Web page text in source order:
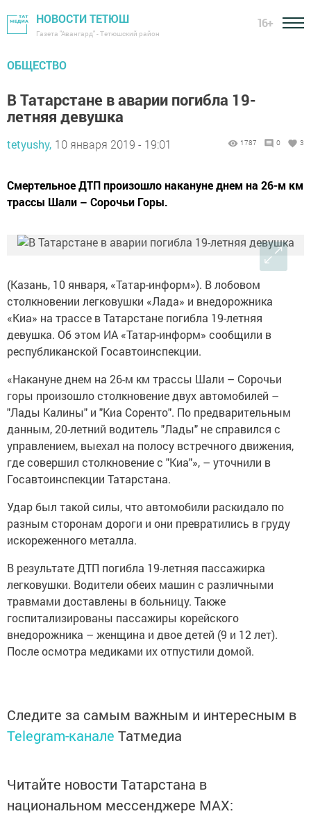
НОВОСТИ ТЕТЮШ
Газета "Авангард" - Тетюшский район
16+
ОБЩЕСТВО
В Татарстане в аварии погибла 19-
летняя девушка
tetyushy, 10 января 2019 - 19:01 1787 0 3
Смертельное ДТП произошло накануне днем на 26-м км
трассы Шали – Сорочьи Горы.
(Казань, 10 января, «Татар-информ»). В лобовом
столкновении легковушки «Лада» и внедорожника
«Киа» на трассе в Татарстане погибла 19-летняя
девушка. Об этом ИА «Татар-информ» сообщили в
республиканской Госавтоинспекции.
«Накануне днем на 26-м км трассы Шали – Сорочьи
горы произошло столкновение двух автомобилей –
"Лады Калины" и "Киа Соренто". По предварительным
данным, 20-летний водитель "Лады" не справился с
управлением, выехал на полосу встречного движения,
где совершил столкновение с "Киа"», – уточнили в
Госавтоинспекции Татарстана.
Удар был такой силы, что автомобили раскидало по
разным сторонам дороги и они превратились в груду
искореженного металла.
В результате ДТП погибла 19-летняя пассажирка
легковушки. Водители обеих машин с различными
травмами доставлены в больницу. Также
госпитализированы пассажиры корейского
внедорожника – женщина и двое детей (9 и 12 лет).
После осмотра медиками их отпустили домой.
Следите за самым важным и интересным в
Telegram-канале Татмедиа
Читайте новости Татарстана в
национальном мессенджере MАХ: